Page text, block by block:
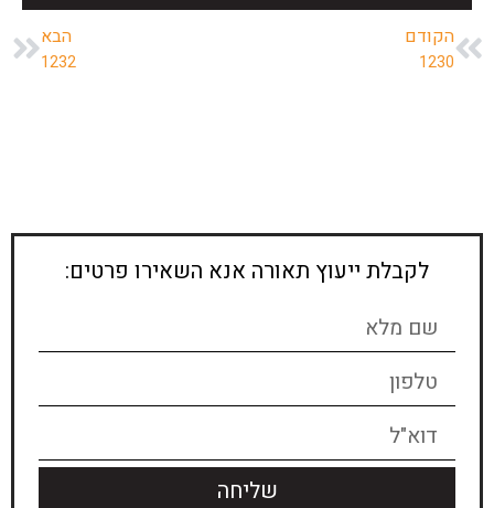
הקודם
1230
הבא
1232
לקבלת ייעוץ תאורה אנא השאירו פרטים:
שליחה